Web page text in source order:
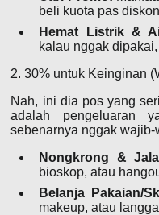
beli kuota pas
Hemat Listrik &
kalau nggak
2. 30% untuk Keinginan
Nah, ini dia pos yang
adalah pengeluaran
sebenarnya nggak
Nongkrong &
bioskop, atau
Belanja Pakaian/
makeup, atau